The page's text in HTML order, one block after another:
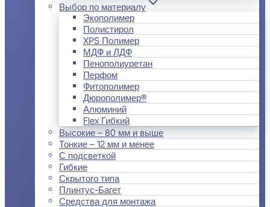
Выбор по материалу
Экополимер
Полистирол
XPS Полимер
МДФ и ЛДФ
Пенополиуретан
Перфом
Фитополимер
Дюрополимер®
Алюминий
Flex Гибкий
Высокие – 80 мм и выше
Тонкие – 12 мм и менее
С подсветкой
Гибкие
Скрытого типа
Плинтус-Багет
Средства для монтажа